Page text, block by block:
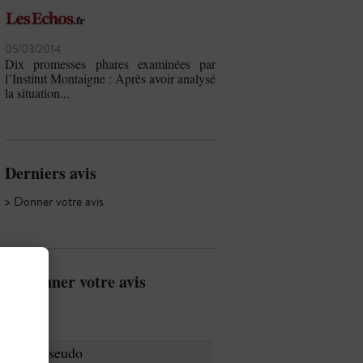
05/03/2014
Dix promesses phares examinées par
l’Institut Montaigne : Après avoir analysé
la situation...
Derniers avis
> Donner votre avis
Donner votre avis